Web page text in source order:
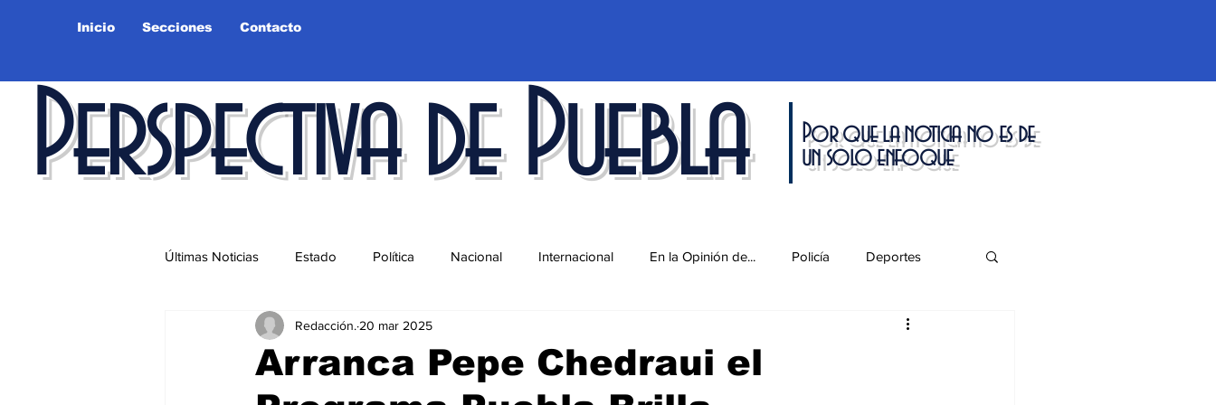
Inicio Secciones Contacto
Perspectiva de Puebla Por que la noticia no es de
un solo enfoque
Últimas Noticias Estado Política Nacional Internacional En la Opinión de... Policía Deportes
Educación Ciudad Salud
Arranca Pepe Chedraui el
Redacción. 20 mar 2025